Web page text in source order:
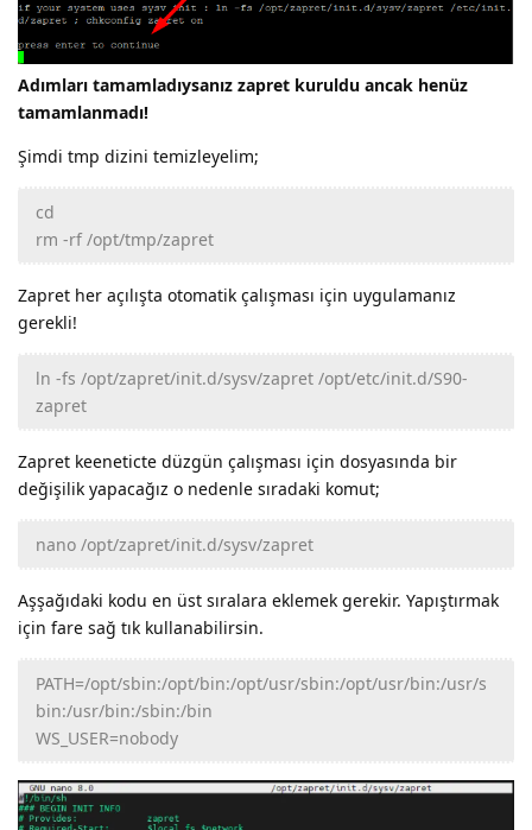
Adımları tamamladıysanız zapret kuruldu ancak henüz
tamamlanmadı!
Şimdi tmp dizini temizleyelim;
cd
rm -rf /opt/tmp/zapret
Zapret her açılışta otomatik çalışması için uygulamanız
gerekli!
ln -fs /opt/zapret/init.d/sysv/zapret /opt/etc/init.d/S90-
zapret
Zapret keeneticte düzgün çalışması için dosyasında bir
değişilik yapacağız o nedenle sıradaki komut;
nano /opt/zapret/init.d/sysv/zapret
Aşşağıdaki kodu en üst sıralara eklemek gerekir. Yapıştırmak
için fare sağ tık kullanabilirsin.
PATH=/opt/sbin:/opt/bin:/opt/usr/sbin:/opt/usr/bin:/usr/s
bin:/usr/bin:/sbin:/bin
WS_USER=nobody